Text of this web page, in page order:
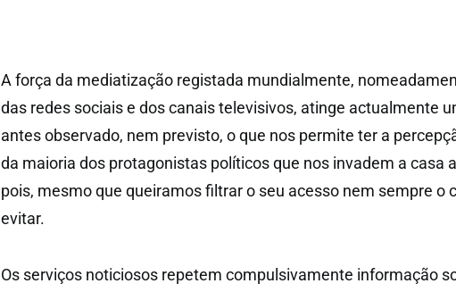
A força da mediatização registada mundialmente,
das redes sociais e dos canais televisivos, atinge actualmente
antes observado, nem previsto, o que nos permite ter a
da maioria dos protagonistas políticos que nos invadem a casa
pois, mesmo que queiramos filtrar o seu acesso nem sempre o
evitar.
Os serviços noticiosos repetem compulsivamente informação